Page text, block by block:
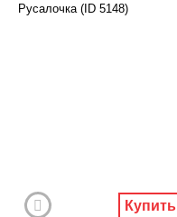
Русалочка (ID 5148)
Купить